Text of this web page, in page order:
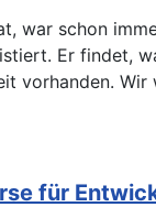
war schon
Er findet,
vorhanden.
für